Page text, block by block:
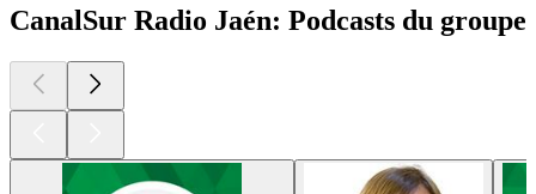
CanalSur Radio Jaén: Podcasts du groupe